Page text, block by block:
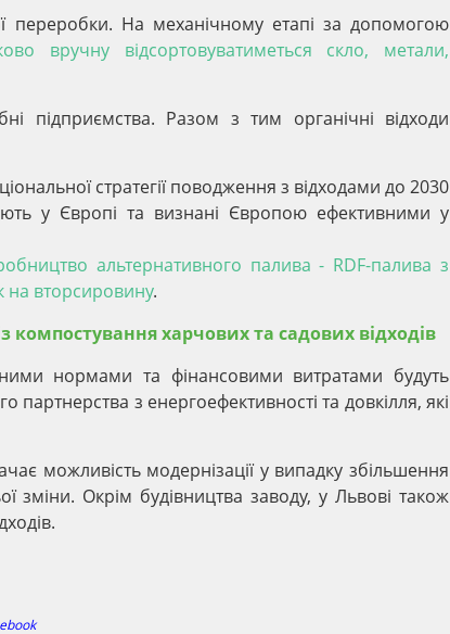
переробки. На механічному етапі за допомогою
вручну відсортовуватиметься скло, метали,
підприємства. Разом з тим органічні відходи
стратегії поводження з відходами до 2030
у Європі та визнані Європою ефективними у
альтернативного палива - RDF-палива з
на вторсировину.
компостування харчових та садових відходів
нормами та фінансовими витратами будуть
партнерства з енергоефективності та довкілля, які
можливість модернізації у випадку збільшення
зміни. Окрім будівництва заводу, у Львові також